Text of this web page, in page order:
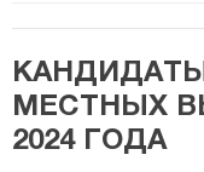
ПЫНАРБАШИ
САРЫОГЛАН
САРЫЗ
ТАЛАС
МЕСТНЫХ
2024 ГОДА